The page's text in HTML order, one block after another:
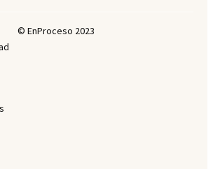
© EnProceso 2023